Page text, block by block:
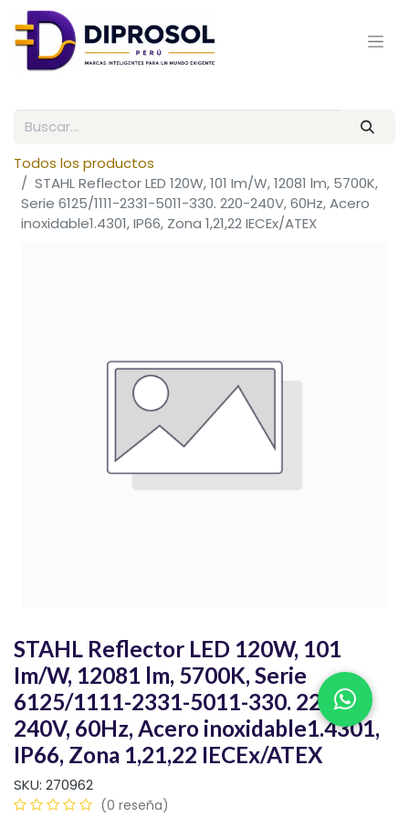
Todos los productos
STAHL Reflector LED 120W, 101 Im/W, 12081 lm, 5700K,
Serie 6125/1111-2331-5011-330. 220-240V, 60Hz, Acero
inoxidable1.4301, IP66, Zona 1,21,22 IECEx/ATEX
STAHL Reflector LED 120W, 101
Im/W, 12081 lm, 5700K, Serie
6125/1111-2331-5011-330. 220-
240V, 60Hz, Acero inoxidable1.4301,
IP66, Zona 1,21,22 IECEx/ATEX
SKU: 270962
(0 reseña)